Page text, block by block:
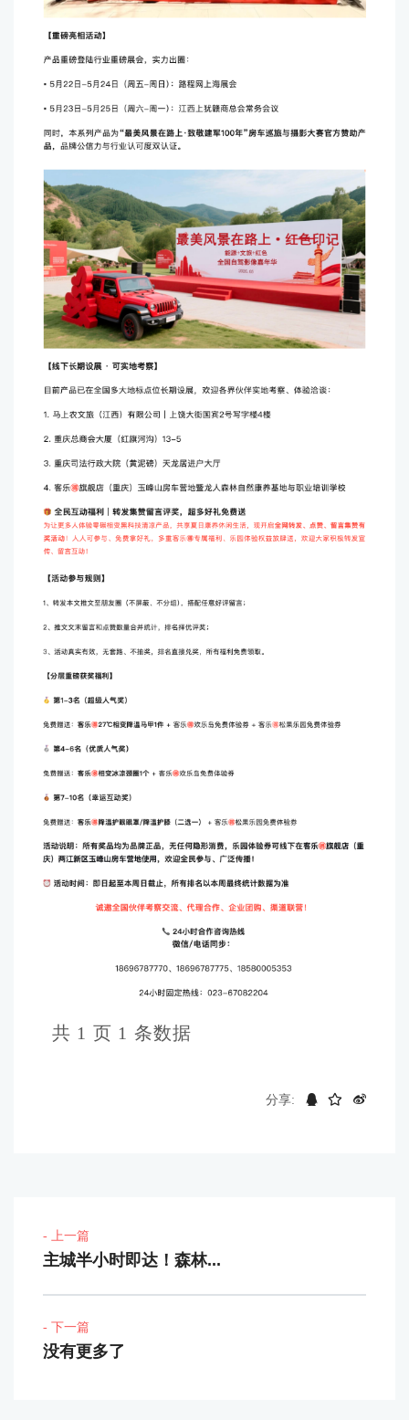
共 1 页 1 条数据
分享:
- 上一篇
主城半小时即达！森林...
- 下一篇
没有更多了